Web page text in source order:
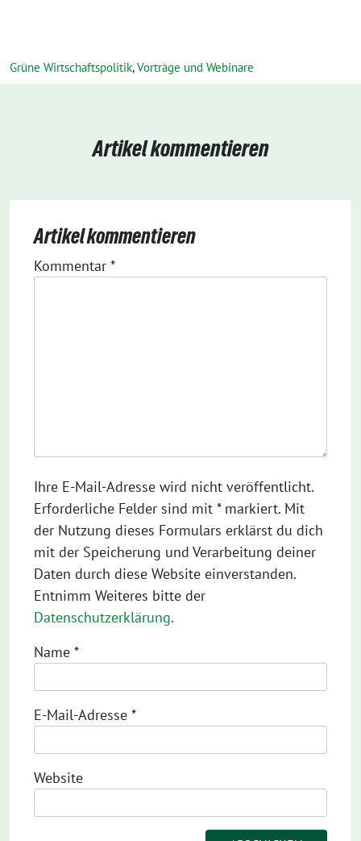
Grüne Wirtschaftspolitik,Vorträge und Webinare
Artikel kommentieren
Artikel kommentieren
Kommentar *
Ihre E-Mail-Adresse wird nicht veröffentlicht.
Erforderliche Felder sind mit * markiert. Mit
der Nutzung dieses Formulars erklärst du dich
mit der Speicherung und Verarbeitung deiner
Daten durch diese Website einverstanden.
Entnimm Weiteres bitte der
Datenschutzerklärung.
Name *
E-Mail-Adresse *
Website